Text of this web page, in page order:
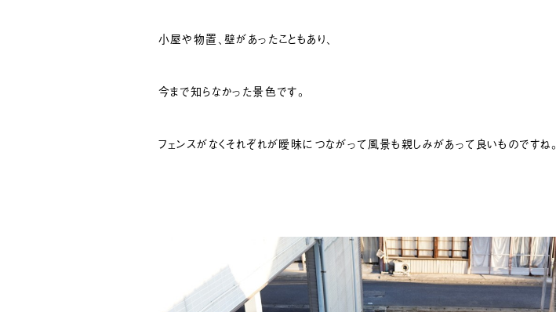
小屋や物置、壁があったこともあり、
今まで知らなかった景色です。
フェンスがなくそれぞれが曖昧につながって風景も親しみがあって良いものですね。